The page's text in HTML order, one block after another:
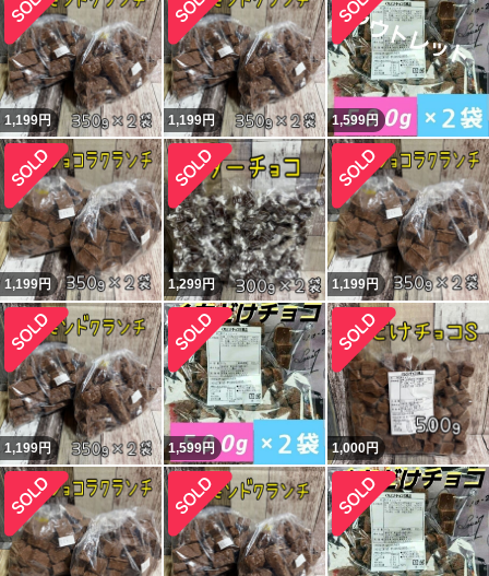
1,199円 1,199円 1,599円
1,199円 1,299円 1,199円
1,199円 1,599円 1,000円